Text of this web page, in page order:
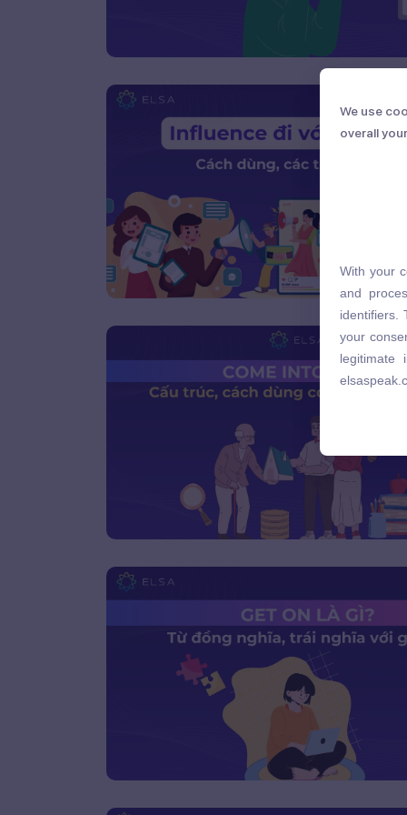
We use
overall
and
your
legitimate
We use
overall
With your
and
identifiers.
your
legitimate